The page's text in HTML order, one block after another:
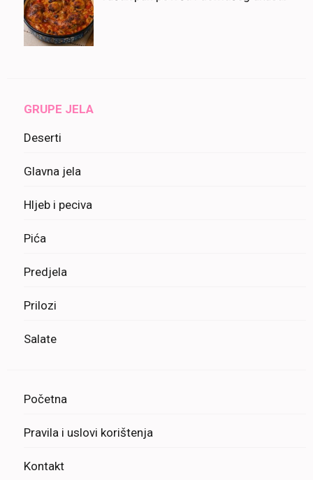
GRUPE JELA
Deserti
Glavna jela
Hljeb i peciva
Pića
Predjela
Prilozi
Salate
Početna
Pravila i uslovi korištenja
Kontakt